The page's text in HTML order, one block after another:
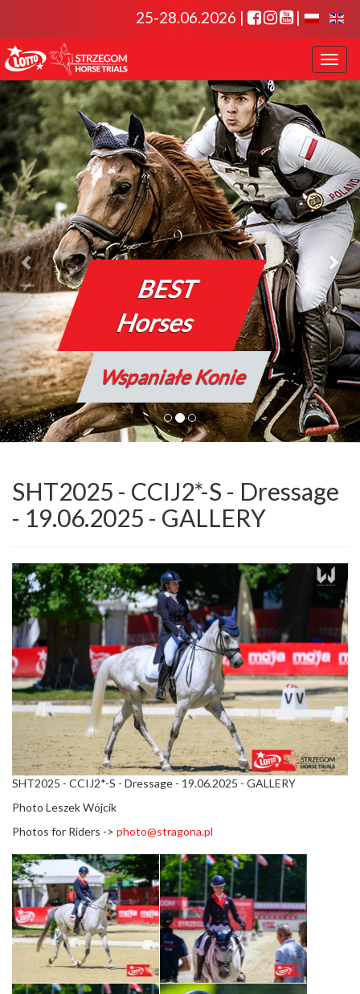
25-28.06.2026 | |
BEST
Horses
Wspaniałe Konie
SHT2025 - CCIJ2*-S - Dressage
- 19.06.2025 - GALLERY
SHT2025 - CCIJ2*-S - Dressage - 19.06.2025 - GALLERY
Photo Leszek Wójcik
Photos for Riders -> photo@stragona.pl